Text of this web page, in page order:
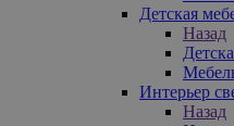
Детская
Назад
Интерьер
Назад